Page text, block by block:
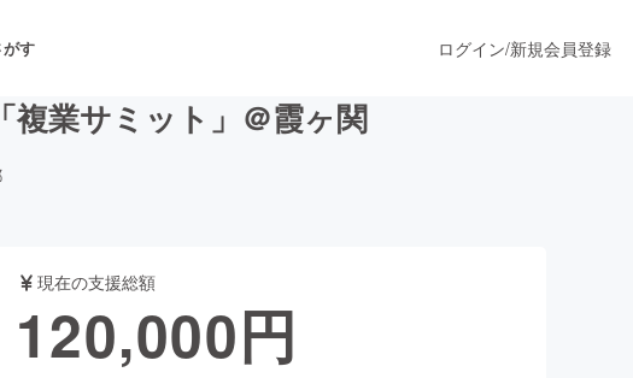
す
マンス
ファッション
ログイン/新規会員登録
業サミット」＠霞ヶ関
現在の支援総額
120,000円